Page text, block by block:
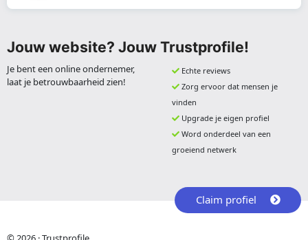
Jouw website? Jouw Trustprofile!
Je bent een online ondernemer,
laat je betrouwbaarheid zien!
Echte reviews
Zorg ervoor dat mensen je
vinden
Upgrade je eigen profiel
Word onderdeel van een
groeiend netwerk
Claim profiel